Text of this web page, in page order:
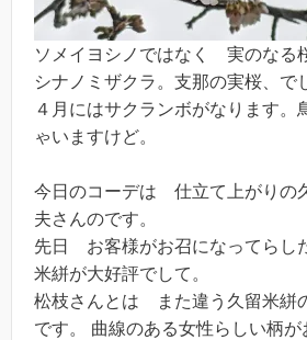
ソメイヨシノではなく 実のなる
シナノミザクラ。支那の実桜、で
４月にはサクランボがなります。
ゃいますけど。
今日のコーデは 仕立て上がりの
夫さんのです。
先日 お客様がお召になってらし
米絣が大好評でして。
松枝さんとは また違う久留米絣
です。 曲線のある女性らしい柄が